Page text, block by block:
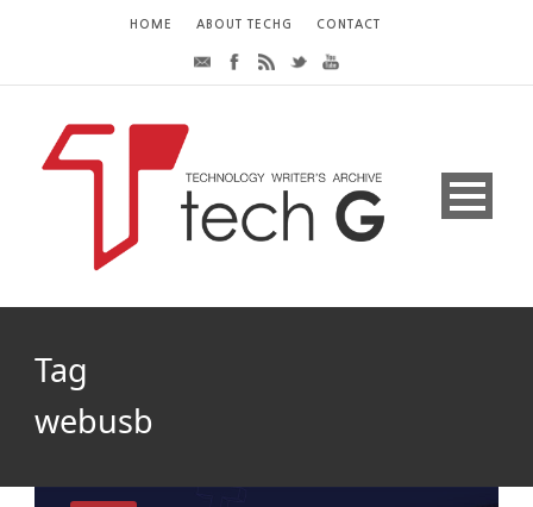
HOME ABOUT TECHG CONTACT
Tag
webusb